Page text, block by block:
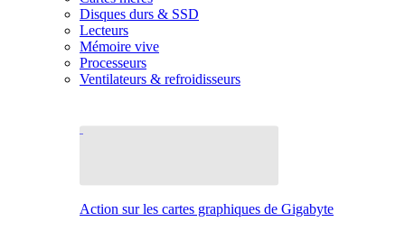
Disques durs & SSD
Lecteurs
Mémoire vive
Processeurs
Ventilateurs & refroidisseurs
Action sur les cartes graphiques de Gigabyte